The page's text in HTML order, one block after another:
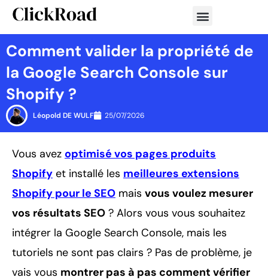
Aller
contenu
Comment valider la propriété de
la Google Search Console sur
Shopify ?
Léopold DE WULF 25/07/2026
Vous avez optimisé vos pages produits
Shopify et installé les meilleures extensions
Shopify pour le SEO mais vous voulez mesurer
vos résultats SEO ? Alors vous vous souhaitez
intégrer la Google Search Console, mais les
tutoriels ne sont pas clairs ? Pas de problème, je
vais vous montrer pas à pas comment vérifier